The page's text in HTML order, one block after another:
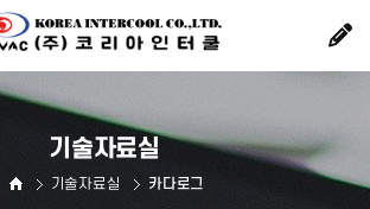
기술자료실 카다로그
기술자료실